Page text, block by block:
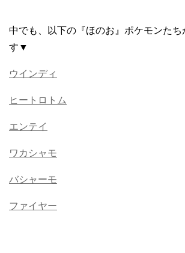
中でも、以下の『ほのお』ポケモンたち
す▼
ウインディ
ヒートロトム
エンテイ
ワカシャモ
バシャーモ
ファイヤー